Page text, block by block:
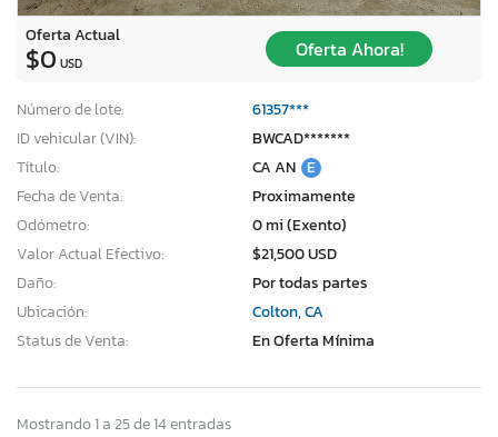
Oferta Actual
$0 USD
Oferta Ahora!
Número de lote:
61357***
ID vehicular (VIN):
BWCAD*******
Título:
CA AN E
Fecha de Venta:
Proximamente
Odómetro:
0 mi (Exento)
Valor Actual Efectivo:
$21,500 USD
Daño:
Por todas partes
Ubicación:
Colton, CA
Status de Venta:
En Oferta Mínima
Mostrando 1 a 25 de 14 entradas